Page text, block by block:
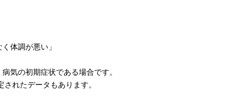
体調が悪い」
気の初期症状である場合です。
れたデータもあります。